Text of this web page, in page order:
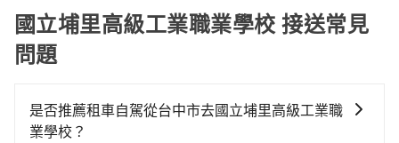
國立埔里高級工業職業學校 接送常見
問題
是否推薦租車自駕從台中市去國立埔里高級工業職
業學校？